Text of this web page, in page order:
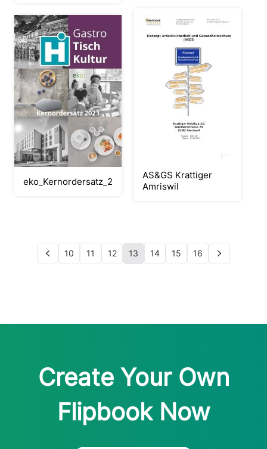
eko_Kernordersatz_2023
AS&GS Krattiger
Amriswil
10 11 12 13 14 15 16
Create Your Own
Flipbook Now